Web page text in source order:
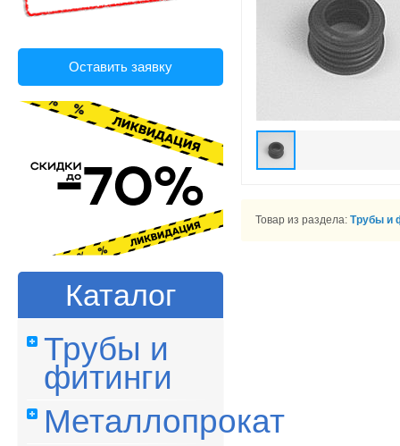
Оставить заявку
Каталог
Трубы и
фитинги
Металлопрокат
Товар из раздела: Трубы и